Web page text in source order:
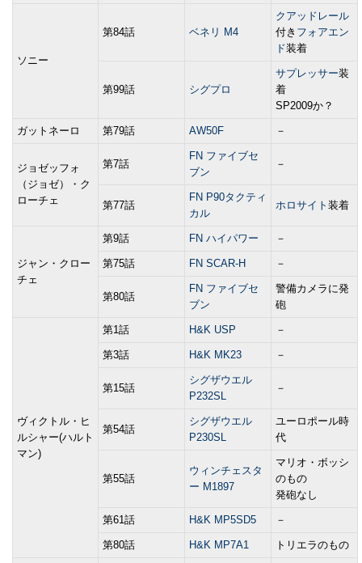
ソニー
第84話 ベネリ M4
クアッドレール
付き フォアエン
ド装着
第99話 シグプロ
サプレッサー装
着
SP2009か？
ガットネーロ 第79話 AW50F －
ジョゼッフォ
（ジョゼ）・ク
ローチェ
第7話
FN ファイブセ
ブン
－
第77話
FN P90タクティ
カル
ホロサイト 装着
ジャン・クロー
チェ
第9話 FN ハイパワー －
第75話 FN SCAR-H －
第80話
FN ファイブセ
ブン
警備カメラに発
砲
ヴィクトル・ヒ
ルシャー(ハルト
マン)
第1話 H&K USP －
第3話 H&K MK23 －
第15話
シグザウエル
P232SL
－
第54話
シグザウエル
P230SL
ユーロポール時
代
第55話
ウィンチェスタ
ー M1897
マリオ・ボッシ
のもの
発砲なし
第61話 H&K MP5SD5 －
第80話 H&K MP7A1 トリエラのもの